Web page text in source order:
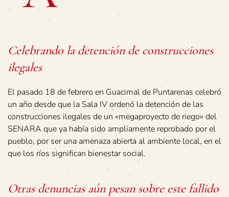
Celebrando la detención de construcciones
ilegales
El pasado 18 de febrero en Guacimal de Puntarenas celebró
un año desde que la Sala IV ordenó la detención de las
construcciones ilegales de un «megaproyecto de riego» del
SENARA que ya había sido ampliamente reprobado por el
pueblo, por ser una amenaza abierta al ambiente local, en el
que los ríos significan bienestar social.
Otras denuncias aún pesan sobre este fallido